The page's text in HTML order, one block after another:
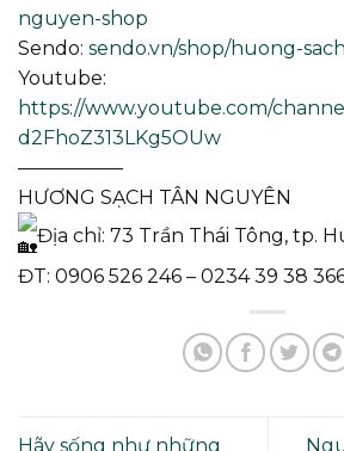
nguyen-shop
Sendo: sendo.vn/shop/huong-
Youtube:
https://www.youtube.com/
d2FhoZ313LKg5OUw
—————–
HƯƠNG SẠCH TÂN NGUYÊN
Địa chỉ: 73 Trần Thái Tông, tp.
ĐT: 0906 526 246 – 0234 39 38
Hãy sống như những